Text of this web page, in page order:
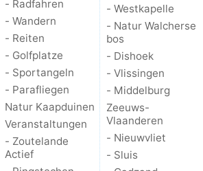
- Radfahren
- Wandern
- Reiten
- Golfplatze
- Sportangeln
- Parafliegen
Natur Kaapduinen
Veranstaltungen
- Zoutelande
Actief
- Westkapelle
- Natur Walcherse
bos
- Dishoek
- Vlissingen
- Middelburg
Zeeuws-
Vlaanderen
- Nieuwvliet
- Sluis